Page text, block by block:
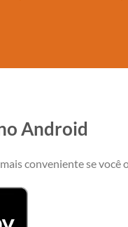
Android
conveniente se você